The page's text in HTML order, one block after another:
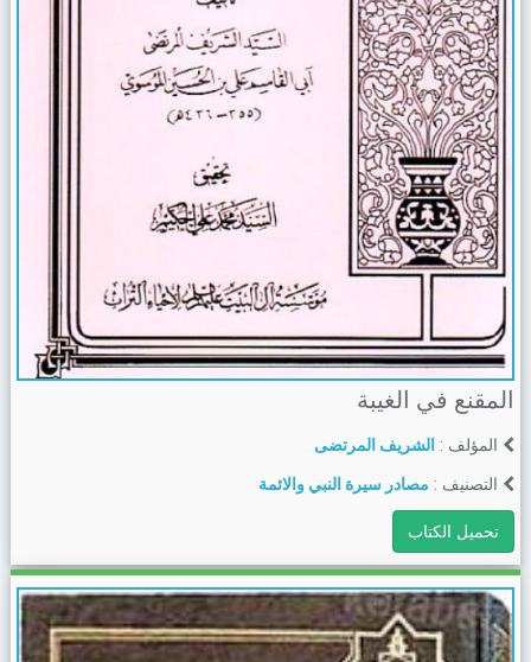
المقنع في الغيبة
المؤلف : الشريف المرتضى
التصنيف : مصادر سيرة النبي والائمة
تحميل الكتاب